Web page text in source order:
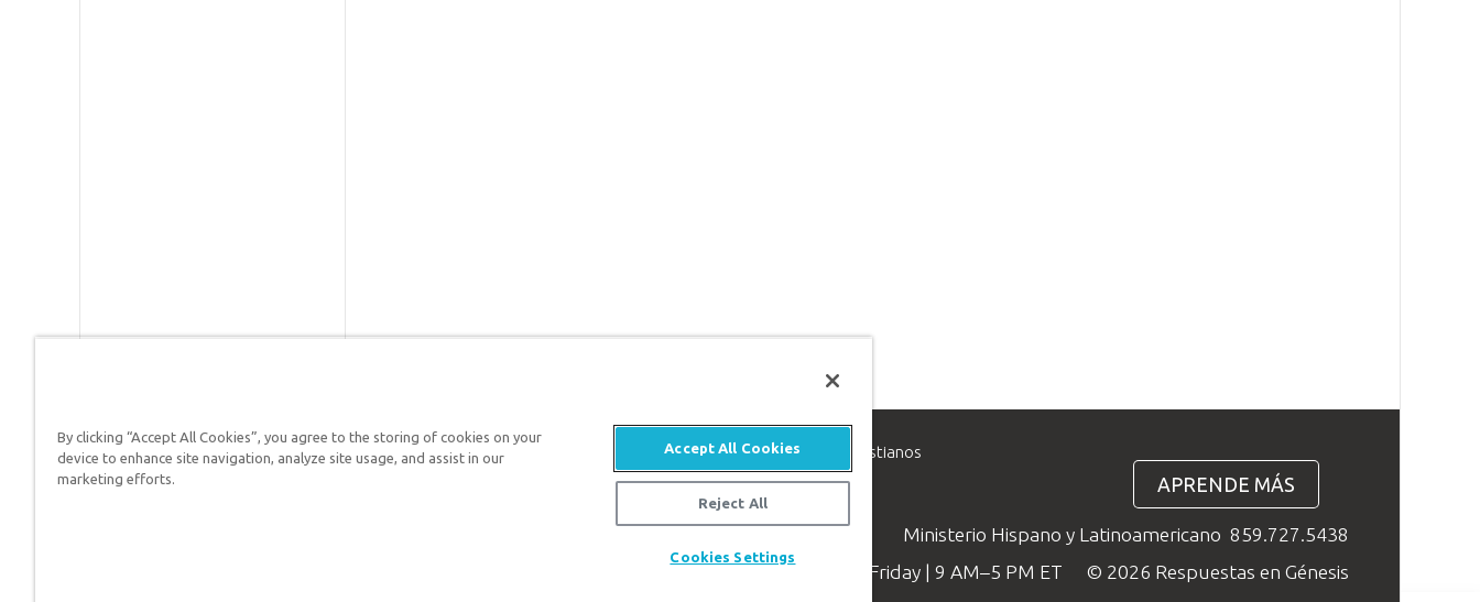
Respuestas en Génesis es un ministerio de apologética, dedicado a ayudar a los cristianos
defender su fe y proclamar el evangelio de Jesucristo.
APRENDE MÁS
Ministerio Hispano y Latinoamericano 859.727.5438
Available Monday–Friday | 9 AM–5 PM ET
© 2026 Respuestas en Génesis
By clicking “Accept All Cookies”, you agree to the storing of cookies on your
device to enhance site navigation, analyze site usage, and assist in our
marketing efforts.
Accept All Cookies
Reject All
Cookies Settings